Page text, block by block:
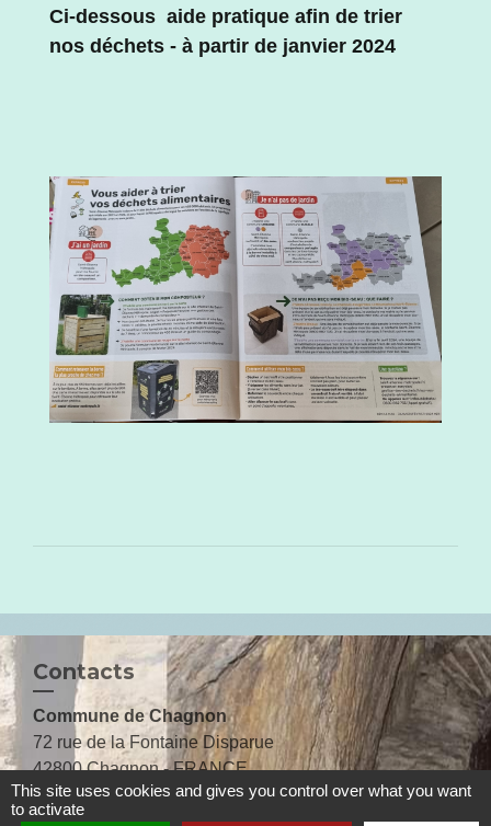
Ci-dessous aide pratique afin de trier
nos déchets - à partir de janvier 2024
Contacts
Commune de Chagnon
72 rue de la Fontaine Disparue
42800 Chagnon - FRANCE
+33 4 77 75 44 10
This site uses cookies and gives you control over what you want
to activate